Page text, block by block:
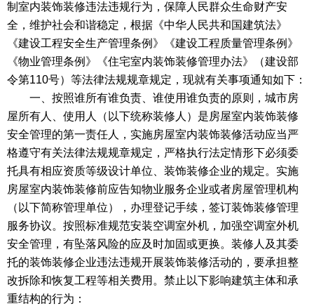
制室内装饰装修违法违规行为，保障人民群众生命财产安
全，维护社会和谐稳定，根据《中华人民共和国建筑法》
《建设工程安全生产管理条例》《建设工程质量管理条例》
《物业管理条例》《住宅室内装饰装修管理办法》（建设部
令第110号）等法律法规规章规定，现就有关事项通知如下：
一、按照谁所有谁负责、谁使用谁负责的原则，城市房
屋所有人、使用人（以下统称装修人）是房屋室内装饰装修
安全管理的第一责任人，实施房屋室内装饰装修活动应当严
格遵守有关法律法规规章规定，严格执行法定情形下必须委
托具有相应资质等级设计单位、装饰装修企业的规定。实施
房屋室内装饰装修前应告知物业服务企业或者房屋管理机构
（以下简称管理单位），办理登记手续，签订装饰装修管理
服务协议。按照标准规范安装空调室外机，加强空调室外机
安全管理，有坠落风险的应及时加固或更换。装修人及其委
托的装饰装修企业违法违规开展装饰装修活动的，要承担整
改拆除和恢复工程等相关费用。禁止以下影响建筑主体和承
重结构的行为：